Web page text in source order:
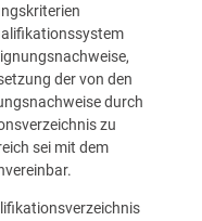
der von den
durch
zu
sei mit dem